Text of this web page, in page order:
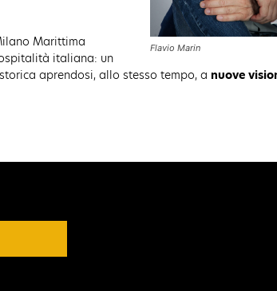
Flavio Marin
Marittima
italiana: un
aprendosi, allo stesso tempo, a nuove